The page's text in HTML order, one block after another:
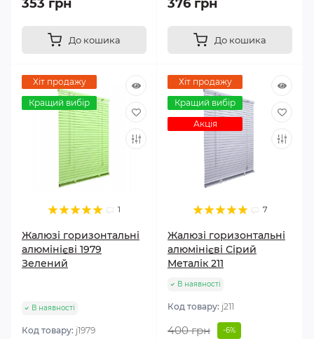
353 грн
До кошика
376 грн
До кошика
Хіт продажу
Кращий вибір
1
Жалюзі горизонтальні
алюмінієві 1979
Зелений
В наявності
Код товару: j1979
Хіт продажу
Кращий вибір
Акція
7
Жалюзі горизонтальні
алюмінієві Сірий
Металік 211
В наявності
Код товару: j211
400 грн -6%